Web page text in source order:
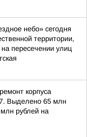
небо» сегодня
территории,
пересечении улиц
корпуса
Выделено 65 млн
рублей на